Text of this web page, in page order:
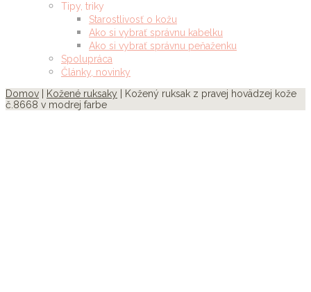
Tipy, triky
Starostlivosť o kožu
Ako si vybrať správnu kabelku
Ako si vybrať správnu peňaženku
Spolupráca
Články, novinky
Domov
Kožené ruksaky | Kožený ruksak z pravej hovädzej kože
č.8668 v modrej farbe